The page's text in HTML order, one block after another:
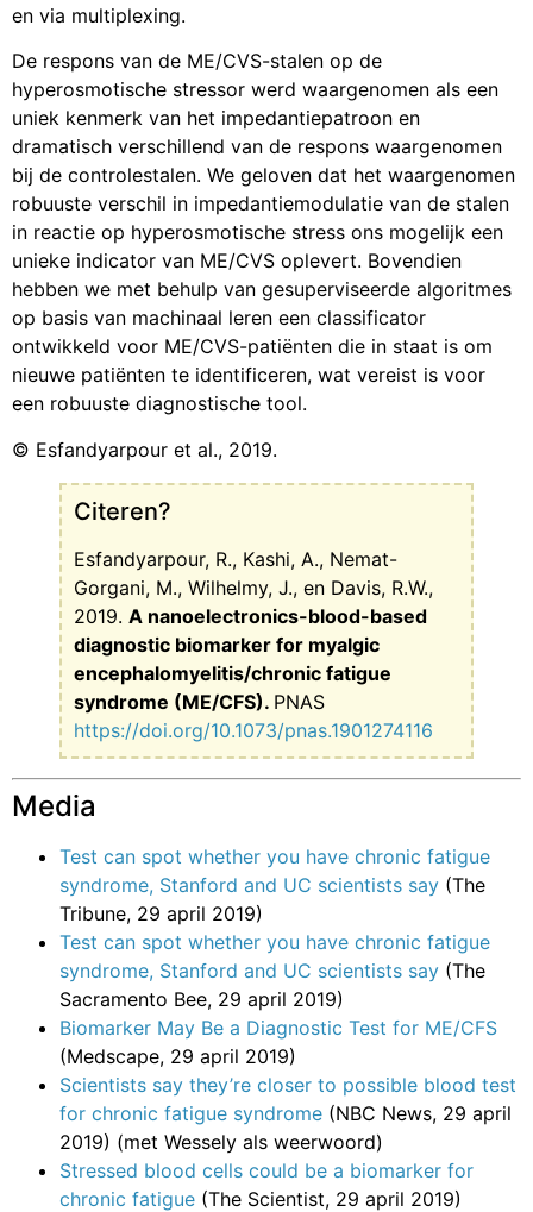
en via multiplexing.
De respons van de ME/CVS-stalen op de
hyperosmotische stressor werd waargenomen als een
uniek kenmerk van het impedantiepatroon en
dramatisch verschillend van de respons waargenomen
bij de controlestalen. We geloven dat het waargenomen
robuuste verschil in impedantiemodulatie van de stalen
in reactie op hyperosmotische stress ons mogelijk een
unieke indicator van ME/CVS oplevert. Bovendien
hebben we met behulp van gesuperviseerde algoritmes
op basis van machinaal leren een classificator
ontwikkeld voor ME/CVS-patiënten die in staat is om
nieuwe patiënten te identificeren, wat vereist is voor
een robuuste diagnostische tool.
© Esfandyarpour et al., 2019.
Citeren?
Esfandyarpour, R., Kashi, A., Nemat-
Gorgani, M., Wilhelmy, J., en Davis, R.W.,
2019. A nanoelectronics-blood-based
diagnostic biomarker for myalgic
encephalomyelitis/chronic fatigue
syndrome (ME/CFS). PNAS
https://doi.org/10.1073/pnas.1901274116
Media
Test can spot whether you have chronic fatigue
syndrome, Stanford and UC scientists say (The
Tribune, 29 april 2019)
Test can spot whether you have chronic fatigue
syndrome, Stanford and UC scientists say (The
Sacramento Bee, 29 april 2019)
Biomarker May Be a Diagnostic Test for ME/CFS
(Medscape, 29 april 2019)
Scientists say they’re closer to possible blood test
for chronic fatigue syndrome (NBC News, 29 april
2019) (met Wessely als weerwoord)
Stressed blood cells could be a biomarker for
chronic fatigue (The Scientist, 29 april 2019)